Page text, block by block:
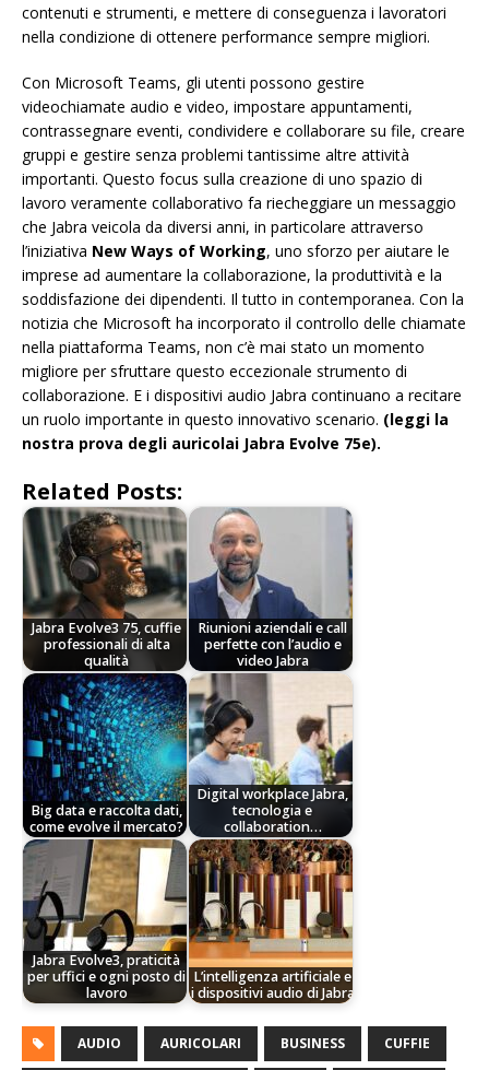
contenuti e strumenti, e mettere di conseguenza i lavoratori
nella condizione di ottenere performance sempre migliori.
Con Microsoft Teams, gli utenti possono gestire
videochiamate audio e video, impostare appuntamenti,
contrassegnare eventi, condividere e collaborare su file, creare
gruppi e gestire senza problemi tantissime altre attività
importanti. Questo focus sulla creazione di uno spazio di
lavoro veramente collaborativo fa riecheggiare un messaggio
che Jabra veicola da diversi anni, in particolare attraverso
l’iniziativa New Ways of Working, uno sforzo per aiutare le
imprese ad aumentare la collaborazione, la produttività e la
soddisfazione dei dipendenti. Il tutto in contemporanea. Con la
notizia che Microsoft ha incorporato il controllo delle chiamate
nella piattaforma Teams, non c’è mai stato un momento
migliore per sfruttare questo eccezionale strumento di
collaborazione. E i dispositivi audio Jabra continuano a recitare
un ruolo importante in questo innovativo scenario. (leggi la
nostra prova degli auricolai Jabra Evolve 75e).
Related Posts:
Jabra Evolve3 75, cuffie
professionali di alta
qualità
Riunioni aziendali e call
perfette con l’audio e
video Jabra
Big data e raccolta dati,
come evolve il mercato?
Digital workplace Jabra,
tecnologia e
collaboration…
Jabra Evolve3, praticità
per uffici e ogni posto di
lavoro
L’intelligenza artificiale e
i dispositivi audio di Jabra
AUDIO AURICOLARI BUSINESS CUFFIE